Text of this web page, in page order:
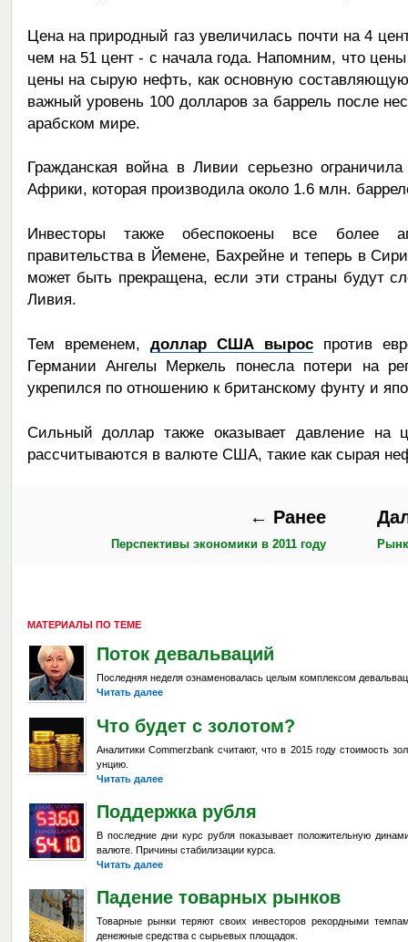
Цена на природный газ увеличилась почти на 4
чем на 51 цент - с начала года. Напомним, что цены
цены на сырую нефть, как основную
важный уровень 100 долларов за баррель после
арабском мире.
Гражданская война в Ливии серьезно
Африки, которая производила около 1.6 млн.
Инвесторы также обеспокоены все более
правительства в Йемене, Бахрейне и теперь в
может быть прекращена, если эти страны будут
Ливия.
Тем временем, доллар США выроспротив
Германии Ангелы Меркель понесла потери на
укрепился по отношению к британскому фунту и
Сильный доллар также оказывает давление на
рассчитываются в валюте США, такие как сырая
← Ранее
Перспективы экономики в 2011 году
МАТЕРИАЛЫ ПО ТЕМЕ
Поток девальваций
Последняя неделя ознаменовалась целым комплексом
Читать далее
Что будет с золотом?
Аналитики Commerzbank считают, что в 2015 году стоимость
унцию.
Читать далее
Поддержка рубля
В последние дни курс рубля показывает положительную
валюте. Причины стабилизации курса.
Читать далее
Падение товарных рынков
Товарные рынки теряют своих инвесторов рекордными
денежные средства с сырьевых площадок.